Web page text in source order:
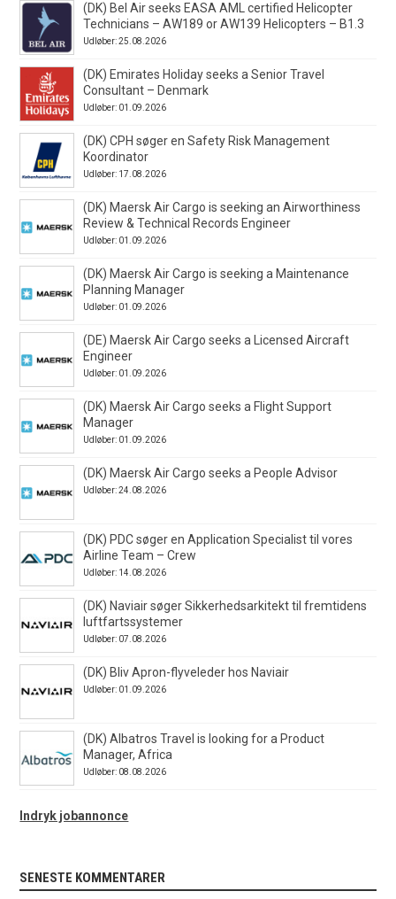
(DK) Bel Air seeks EASA AML certified Helicopter
Technicians – AW189 or AW139 Helicopters – B1.3
Udløber: 25.08.2026
(DK) Emirates Holiday seeks a Senior Travel
Consultant – Denmark
Udløber: 01.09.2026
(DK) CPH søger en Safety Risk Management
Koordinator
Udløber: 17.08.2026
(DK) Maersk Air Cargo is seeking an Airworthiness
Review & Technical Records Engineer
Udløber: 01.09.2026
(DK) Maersk Air Cargo is seeking a Maintenance
Planning Manager
Udløber: 01.09.2026
(DE) Maersk Air Cargo seeks a Licensed Aircraft
Engineer
Udløber: 01.09.2026
(DK) Maersk Air Cargo seeks a Flight Support
Manager
Udløber: 01.09.2026
(DK) Maersk Air Cargo seeks a People Advisor
Udløber: 24.08.2026
(DK) PDC søger en Application Specialist til vores
Airline Team – Crew
Udløber: 14.08.2026
(DK) Naviair søger Sikkerhedsarkitekt til fremtidens
luftfartssystemer
Udløber: 07.08.2026
(DK) Bliv Apron-flyveleder hos Naviair
Udløber: 01.09.2026
(DK) Albatros Travel is looking for a Product
Manager, Africa
Udløber: 08.08.2026
Indryk jobannonce
SENESTE KOMMENTARER